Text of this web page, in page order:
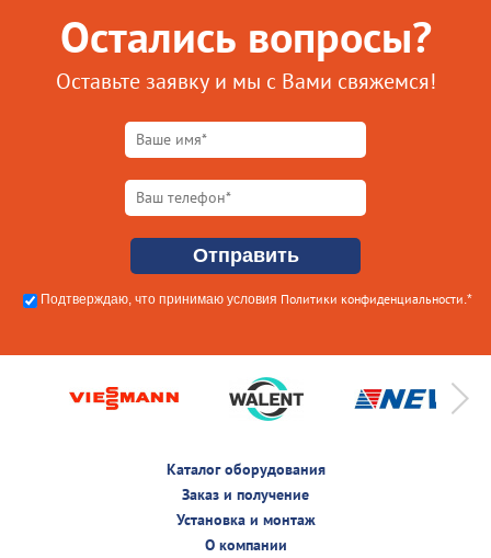
Остались вопросы?
Оставьте заявку и мы с Вами свяжемся!
Подтверждаю, что принимаю условия Политики конфиденциальности.*
Каталог оборудования
Заказ и получение
Установка и монтаж
О компании